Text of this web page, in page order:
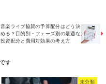
音楽ライブ協賛の予算配分はどう決
める？目的別・フェーズ別の最適な
投資配分と費用対効果の考え方
未分類